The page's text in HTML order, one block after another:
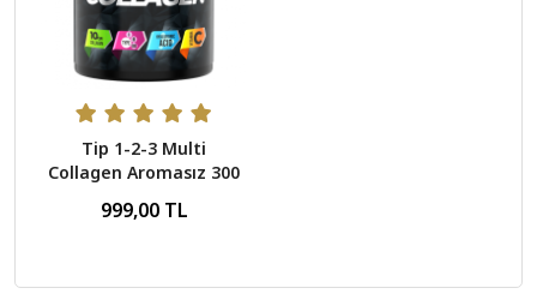
Tip 1-2-3 Multi
Collagen Aromasız 300
999,00 TL